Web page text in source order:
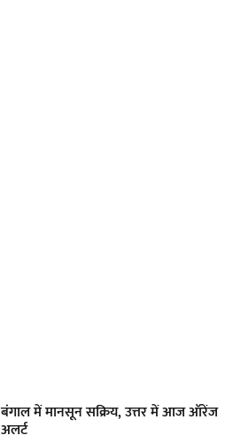
बंगाल में मानसून सक्रिय, उत्तर में आज ऑरेंज
अलर्ट